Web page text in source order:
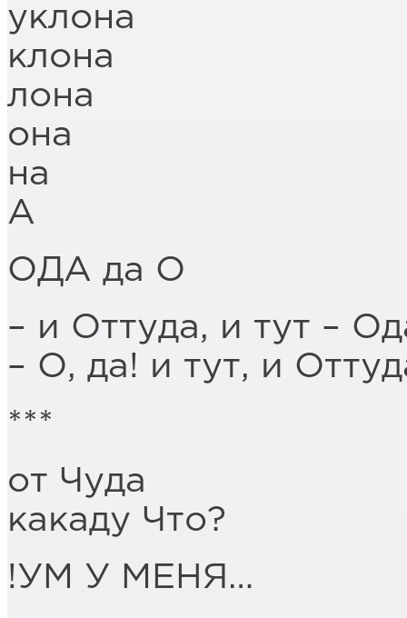
уклона
клона
лона
она
на
А
ОДА да О
– и Оттуда, и тут –
– О, да! и тут, и
***
от Чуда
какаду Что?
!УМ У МЕНЯ…